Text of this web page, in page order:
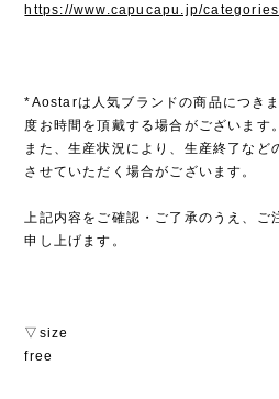
https://www.capucapu.jp/
*Aostarは人気ブランドの商品につき
度お時間を頂戴する場合がございます。
また、生産状況により、生産終了など
させていただく場合がございます。
上記内容をご確認・ご了承のうえ、ご
申し上げます。
▽size
free